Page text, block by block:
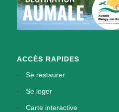
ACCÈS RAPIDES
Se restaurer
Se loger
Carte interactive